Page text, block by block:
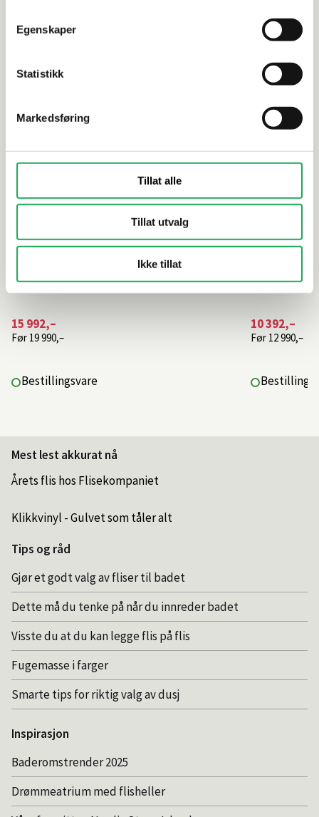
Egenskaper
Statistikk
Markedsføring
Tillat alle
Tillat utvalg
Ikke tillat
Servantskap m/2 skuffer ANNA 80, Eik
15 992,–
Før 19 990,–
Bestillingsvare
-20%
10 392,–
Før 12 990,–
Mest lest akkurat nå
Årets flis hos Flisekompaniet
Klikkvinyl - Gulvet som tåler alt
Tips og råd
Gjør et godt valg av fliser til badet
Dette må du tenke på når du innreder badet
Visste du at du kan legge flis på flis
Fugemasse i farger
Smarte tips for riktig valg av dusj
Inspirasjon
Baderomstrender 2025
Drømmeatrium med flisheller